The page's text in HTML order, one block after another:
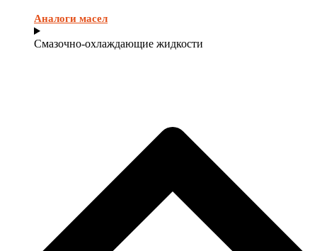
Аналоги масел
Смазочно-охлаждающие жидкости